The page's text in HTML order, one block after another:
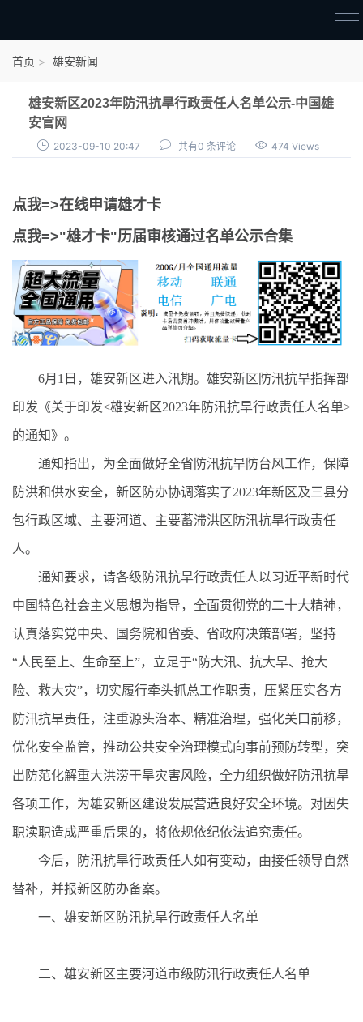
审核通过公示
首页 雄安新闻
雄安新区2023年防汛抗旱行政责任人名单公示-中国雄
安官网
2023-09-10 20:47 共有0 条评论 474 Views
点我=>在线申请雄才卡
点我=>"雄才卡"历届审核通过名单公示合集
6月1日，雄安新区进入汛期。雄安新区防汛抗旱指挥部
印发《关于印发<雄安新区2023年防汛抗旱行政责任人名单>
的通知》。
通知指出，为全面做好全省防汛抗旱防台风工作，保障
防洪和供水安全，新区防办协调落实了2023年新区及三县分
包行政区域、主要河道、主要蓄滞洪区防汛抗旱行政责任
人。
通知要求，请各级防汛抗旱行政责任人以习近平新时代
中国特色社会主义思想为指导，全面贯彻党的二十大精神，
认真落实党中央、国务院和省委、省政府决策部署，坚持
“人民至上、生命至上”，立足于“防大汛、抗大旱、抢大
险、救大灾”，切实履行牵头抓总工作职责，压紧压实各方
防汛抗旱责任，注重源头治本、精准治理，强化关口前移，
优化安全监管，推动公共安全治理模式向事前预防转型，突
出防范化解重大洪涝干旱灾害风险，全力组织做好防汛抗旱
各项工作，为雄安新区建设发展营造良好安全环境。对因失
职渎职造成严重后果的，将依规依纪依法追究责任。
今后，防汛抗旱行政责任人如有变动，由接任领导自然
替补，并报新区防办备案。
一、雄安新区防汛抗旱行政责任人名单
二、雄安新区主要河道市级防汛行政责任人名单